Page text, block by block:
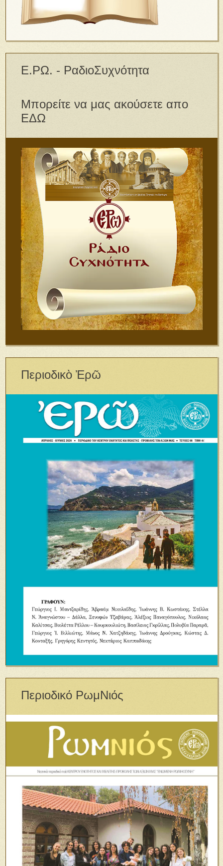
Ε.ΡΩ. - ΡαδιοΣυχνότητα
Μπορείτε να μας ακούσετε απο
ΕΔΩ
Περιοδικὸ Ἐρῶ
Περιοδικό ΡωμΝιός